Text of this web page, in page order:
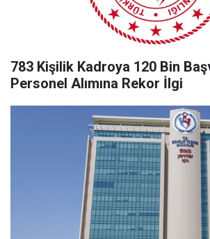
783 Kişilik Kadroya 120 Bin
Personel Alımına Rekor İlgi